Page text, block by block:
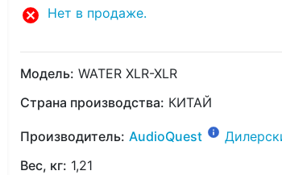
Нет в продаже.
Модель: WATER XLR-XLR
Страна производства: КИТАЙ
Производитель: AudioQuest
Вес, кг: 1,21